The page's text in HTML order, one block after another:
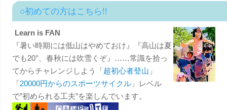
○初めての方はこちら!!
Learn is FAN
『暑い時期には低山はやめておけ』『高山は夏
でも20°、春秋には吹雪くぞ』……常識を拾っ
てからチャレンジしよう「超初心者登山 」
「20000円からのスポーツサイクル」レベル
で”初められる工夫”を楽しんでいます。